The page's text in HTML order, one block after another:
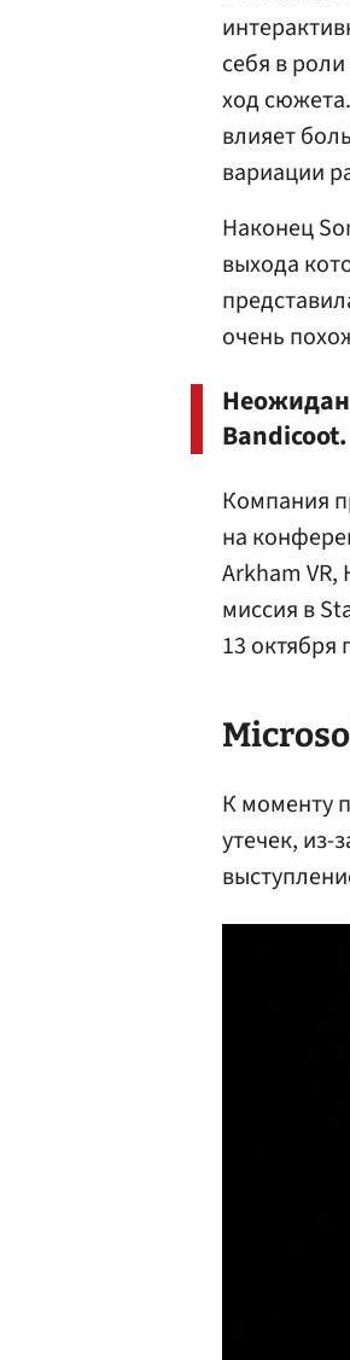
себя в
ход
влияет
вариации
Наконец
выхода
очень
Bandicoot.
Компания
на
Arkham VR,
миссия в
13 октября
К моменту
утечек, из-